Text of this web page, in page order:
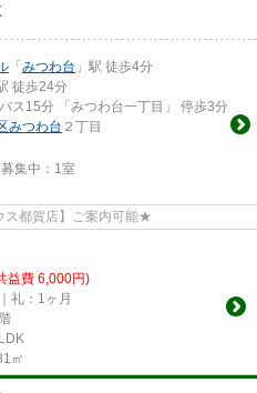
「 みつわ台 」駅 徒歩4分
徒歩24分
バス15分 「みつわ台一丁目」 停歩3分
みつわ台 ２丁目
集中： 1室
ス都賀店】ご案内可能★
益費 6,000円)
礼：1ヶ月
㎡